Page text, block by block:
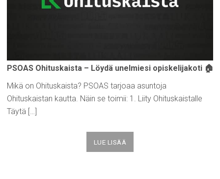
PSOAS Ohituskaista – Löydä unelmiesi opiskelijakoti 🏠
Mikä on Ohituskaista? PSOAS tarjoaa asuntoja
Ohituskaistan kautta. Näin se toimii: 1. Liity Ohituskaistalle
Täytä […]
LUE LISÄÄ